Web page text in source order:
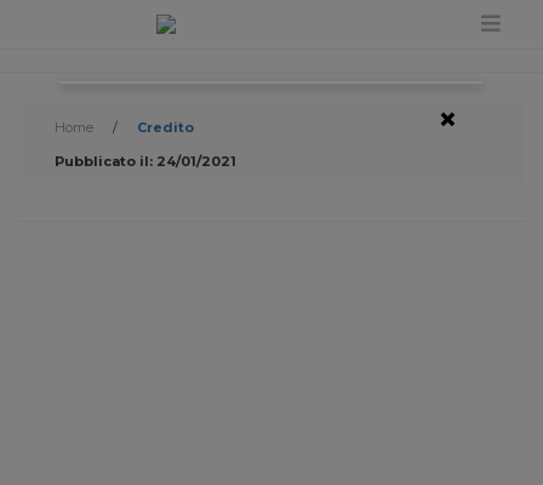
Home /
Credito
Pubblicato il: 24/01/2021
×